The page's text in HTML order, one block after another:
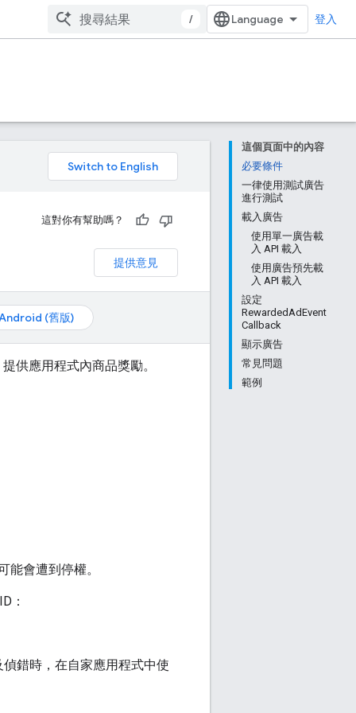
/ 登入
這個頁面中的內容
必要條件
一律使用測試廣告
進行測試
載入廣告
使用單一廣告載
入 API 載入
使用廣告預先載
入 API 載入
設定
RewardedAdEvent
Callback
顯示廣告
常見問題
範例
這對你有幫助嗎？
提供意見
(舊版)
供應用程式內商品獎勵。
會遭到停權。
：
錯時，在自家應用程式中使